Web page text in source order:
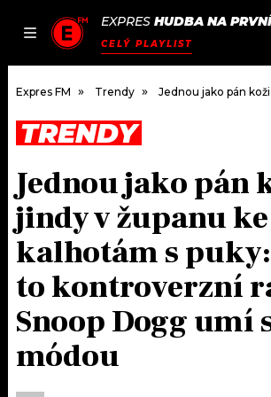
EXPRES HUDBA NA
CELÝ PLAYLIST
DOMŮ
ČLÁNKY
AKTUÁLNĚ
HUDBA
ROZHOVORY
#NEBUDUDOMA
PODCASTY
JAK NALADIT
RÁDIO
APLIKACE
Expres FM Trendy Jednou jako pán kožichů, jindy v županu ke kalhotám s puky: Takhle to kontroverzní rapper Snoop Dogg umí s módou
TRENDY
Jednou jako pán
jindy v županu ke
kalhotám s
to kontroverzní
Snoop Dogg umí
módou